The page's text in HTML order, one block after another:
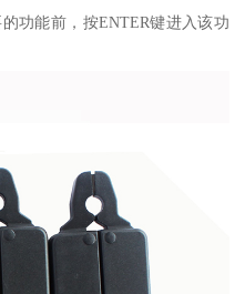
功能前，按ENTER键进入该功